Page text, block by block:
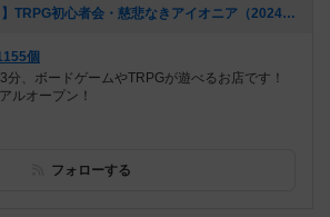
[NEW] 【9/16（月祝）】TRPG初心者会・慈悲なきアイオニア（2024年09月07日 22時01分）
個
分、ボードゲームやTRPGが遊べるお店です！
ルオープン！
フォローする